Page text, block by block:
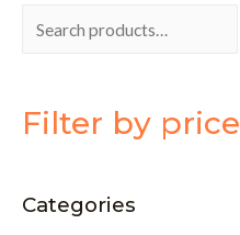
Search
Filter by price
Categories